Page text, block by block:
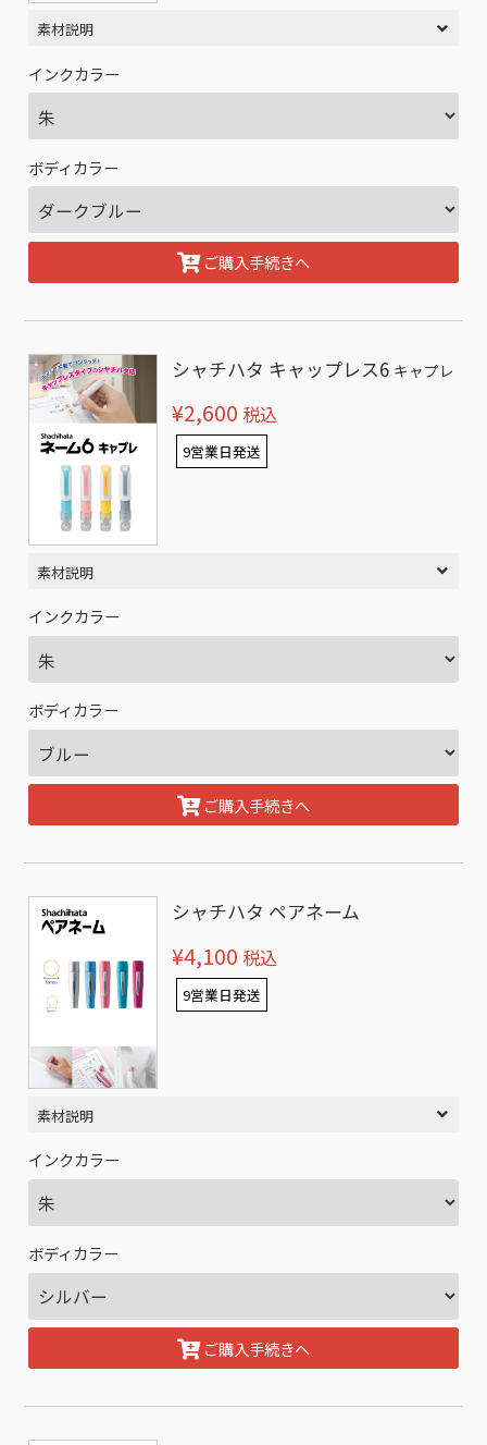
素材説明
インクカラー
ボディカラー
ご購入手続きへ
シャチハタ キャップレス6 キャプレ
¥2,600 税込
9営業日発送
素材説明
インクカラー
ボディカラー
ご購入手続きへ
シャチハタ ペアネーム
¥4,100 税込
9営業日発送
素材説明
インクカラー
ボディカラー
ご購入手続きへ